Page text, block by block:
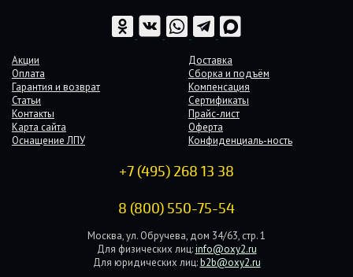
Акции
Доставка
Оплата
Сборка и подъём
Гарантия и возврат
Компенсация
Статьи
Сертификаты
Контакты
Прайс-лист
Карта сайта
Оферта
Оснащение ЛПУ
Конфиденциаль-ность
+7 (495) 268 13 38
8 (800) 550-75-54
Москва, ул. Обручева, дом 34/63, стр. 1
Для физических лиц: info@oxy2.ru
Для юридических лиц: b2b@oxy2.ru